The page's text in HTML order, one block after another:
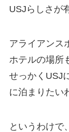
USJらしさが
アライアンス
ホテルの場所
せっかくUSJ
に泊まりたい
というわけで